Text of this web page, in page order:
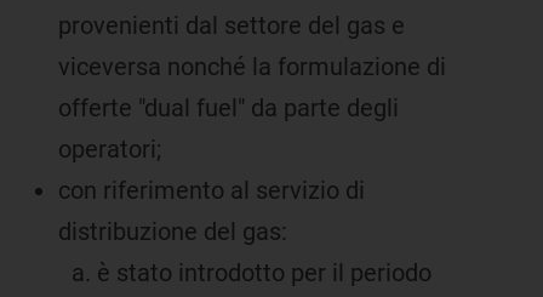
provenienti dal settore del gas e
viceversa nonché la formulazione di
offerte "dual fuel" da parte degli
operatori;
con riferimento al servizio di
distribuzione del gas:
è stato introdotto per il periodo